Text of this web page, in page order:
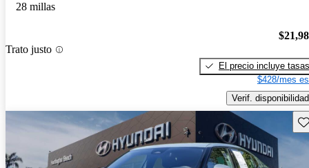
28 millas
Trato justo
El precio incluye tasas
$428/mes
Verif. disponibilidad